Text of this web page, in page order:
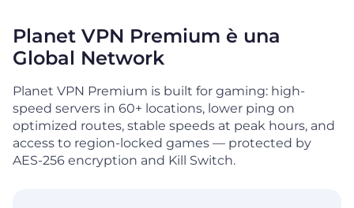
Planet VPN Premium è una
Global Network
Planet VPN Premium is built for gaming: high-
speed servers in 60+ locations, lower ping on
optimized routes, stable speeds at peak hours, and
access to region-locked games — protected by
AES-256 encryption and Kill Switch.